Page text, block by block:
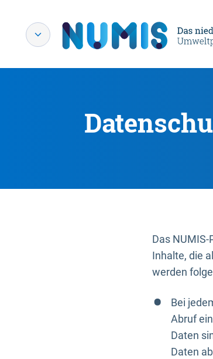
Das
Inhalte, die
werden
Bei
Abruf
Daten
Daten